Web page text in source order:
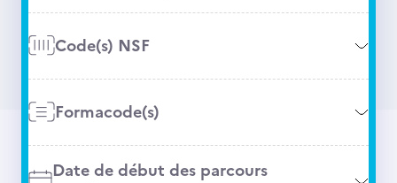
Code(s) NSF
Formacode(s)
Date de début des parcours